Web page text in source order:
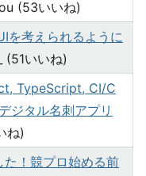
(53いいね)
を考えられるように
(51いいね)
TypeScript, CI/C
ジタル名刺アプリ
ね)
！競プロ始める前